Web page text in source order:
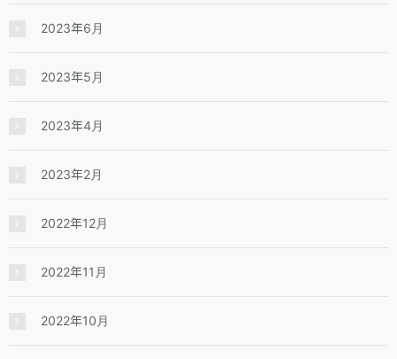
2023年6月
2023年5月
2023年4月
2023年2月
2022年12月
2022年11月
2022年10月